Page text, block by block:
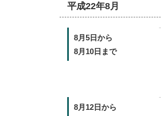
平成22年8月
8月5日から
8月10日まで
8月12日から